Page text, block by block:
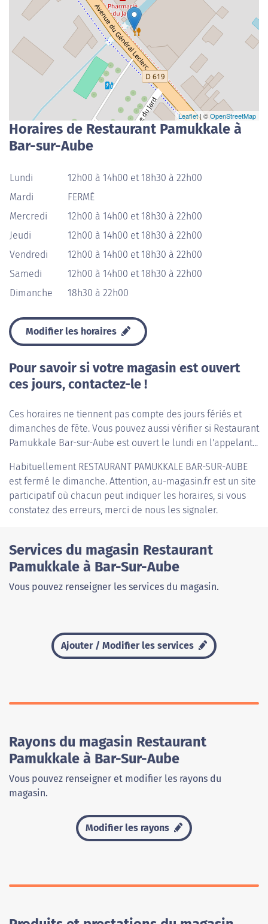
Leaflet| ©OpenStreetMap
Horaires de Restaurant Pamukkale à
Bar-sur-Aube
Lundi
12h00 à 14h00 et 18h30 à 22h00
Mardi
FERMÉ
Mercredi
12h00 à 14h00 et 18h30 à 22h00
Jeudi
12h00 à 14h00 et 18h30 à 22h00
Vendredi
12h00 à 14h00 et 18h30 à 22h00
Samedi
12h00 à 14h00 et 18h30 à 22h00
Dimanche
18h30 à 22h00
Modifier les horaires
Pour savoir si votre magasin est ouvert
ces jours, contactez-le !
Ces horaires ne tiennent pas compte des jours fériés et
dimanches de fête. Vous pouvez aussi vérifier si Restaurant
Pamukkale Bar-sur-Aube est ouvert le lundi en l'appelant...
Habituellement RESTAURANT PAMUKKALE BAR-SUR-AUBE
est fermé le dimanche. Attention, au-magasin.fr est un site
participatif où chacun peut indiquer les horaires, si vous
constatez des erreurs, merci de nous les signaler.
Services du magasin Restaurant
Pamukkale à Bar-Sur-Aube
Vous pouvez renseigner les services du magasin.
Ajouter / Modifier les services
Rayons du magasin Restaurant
Pamukkale à Bar-Sur-Aube
Vous pouvez renseigner et modifier les rayons du
magasin.
Modifier les rayons